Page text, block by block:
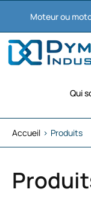
Aller
contenu
ou
Qui
Accueil › Produits